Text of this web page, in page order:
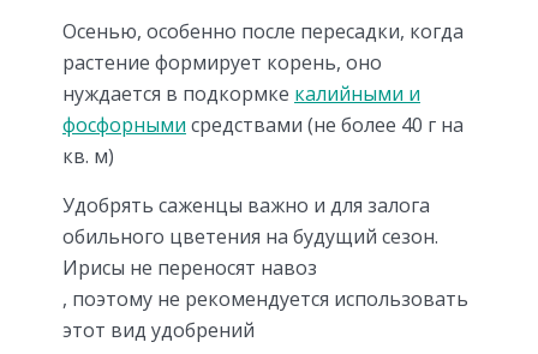
Осенью, особенно после пересадки, когда
растение формирует корень, оно
нуждается в подкормке калийными и
фосфорными средствами (не более 40 г на
кв. м)
Удобрять саженцы важно и для залога
обильного цветения на будущий сезон.
Ирисы не переносят навоз
, поэтому не рекомендуется использовать
этот вид удобрений